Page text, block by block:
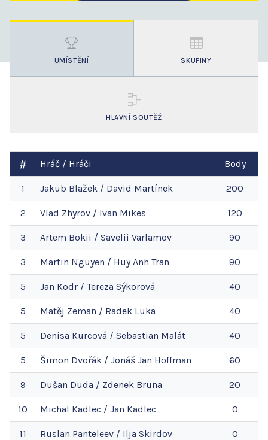
UMÍSTĚNÍ SKUPINY
HLAVNÍ SOUTĚŽ
Hráč / Hráči Body
1 Jakub Blažek / David Martínek 200
2 Vlad Zhyrov / Ivan Mikes 120
3 Artem Bokii / Savelii Varlamov 90
3 Martin Nguyen / Huy Anh Tran 90
5 Jan Kodr / Tereza Sýkorová 40
5 Matěj Zeman / Radek Luka 40
5 Denisa Kurcová / Sebastian Malát 40
5 Šimon Dvořák / Jonáš Jan Hoffman 60
9 Dušan Duda / Zdenek Bruna 20
10 Michal Kadlec / Jan Kadlec 0
11 Ruslan Panteleev / Ilja Skirdov 0